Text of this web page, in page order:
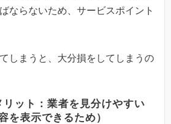
ならないため、サービスポイント
しまうと、大分損をしてしまうの
ット：業者を見分けやすい
を表示できるため）